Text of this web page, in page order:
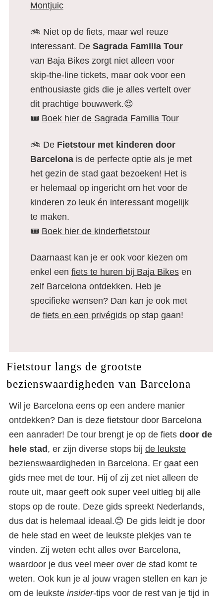
Montjuic
🚲 Niet op de fiets, maar wel reuze
interessant. De Sagrada Familia Tour
van Baja Bikes zorgt niet alleen voor
skip-the-line tickets, maar ook voor een
enthousiaste gids die je alles vertelt over
dit prachtige bouwwerk.😍
🎟️ Boek hier de Sagrada Familia Tour
🚲 De Fietstour met kinderen door
Barcelonais de perfecte optie als je met
het gezin de stad gaat bezoeken! Het is
er helemaal op ingericht om het voor de
kinderen zo leuk én interessant mogelijk
te maken.
🎟️ Boek hier de kinderfietstour
Daarnaast kan je er ook voor kiezen om
enkel een fiets te huren bij Baja Bikesen
zelf Barcelona ontdekken. Heb je
specifieke wensen? Dan kan je ook met
de fiets en een privégidsop stap gaan!
Fietstour langs de grootste
bezienswaardigheden van Barcelona
Wil je Barcelona eens op een andere manier
ontdekken? Dan is deze fietstour door Barcelona
een aanrader! De tour brengt je op de fiets door de
hele stad , er zijn diverse stops bij de leukste
bezienswaardigheden in Barcelona. Er gaat een
gids mee met de tour. Hij of zij zet niet alleen de
route uit, maar geeft ook super veel uitleg bij alle
stops op de route. Deze gids spreekt Nederlands,
dus dat is helemaal ideaal.😊 De gids leidt je door
de hele stad en weet de leukste plekjes van te
vinden. Zij weten echt alles over Barcelona,
waardoor je dus veel meer over de stad komt te
weten. Ook kun je al jouw vragen stellen en kan je
om de leukste insider-tips voor de rest van je tijd in